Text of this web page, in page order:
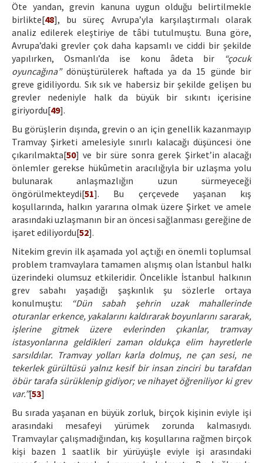
Öte yandan, grevin kanuna uygun olduğu belirtilmekle
birlikte[48], bu süreç Avrupa’yla karşılaştırmalı olarak
analiz edilerek eleştiriye de tâbi tutulmuştu. Buna göre,
Avrupa’daki grevler çok daha kapsamlı ve ciddi bir şekilde
yapılırken, Osmanlı’da ise konu âdeta bir
“çocuk
oyuncağına”dönüştürülerek haftada ya da 15 günde bir
greve gidiliyordu. Sık sık ve habersiz bir şekilde gelişen bu
grevler nedeniyle halk da büyük bir sıkıntı içerisine
giriyordu[49].
Bu görüşlerin dışında, grevin o an için genellik kazanmayıp
Tramvay Şirketi amelesiyle sınırlı kalacağı düşüncesi öne
çıkarılmakta[50] ve bir süre sonra gerek Şirket’in alacağı
önlemler gerekse hükûmetin aracılığıyla bir uzlaşma yolu
bulunarak anlaşmazlığın uzun sürmeyeceği
öngörülmekteydi[51]. Bu çerçevede yaşanan kış
koşullarında, halkın yararına olmak üzere Şirket ve amele
arasındaki uzlaşmanın bir an öncesi sağlanması gereğine de
işaret ediliyordu[52].
Nitekim grevin ilk aşamada yol açtığı en önemli toplumsal
problem tramvaylara tamamen alışmış olan İstanbul halkı
üzerindeki olumsuz etkileridir. Öncelikle İstanbul halkının
grev sabahı yaşadığı şaşkınlık şu sözlerle ortaya
konulmuştu:
“Dün sabah şehrin uzak mahallerinde
oturanlar erkence, yakalarını kaldırarak boyunlarını sararak,
işlerine gitmek üzere evlerinden çıkanlar, tramvay
istasyonlarına geldikleri zaman oldukça elim hayretlerle
sarsıldılar. Tramvay yolları karla dolmuş, ne çan sesi, ne
tekerlek gürültüsü yalnız kesif bir insan zinciri bu tarafdan
öbür tarafa sürüklenip gidiyor; ve nihayet öğreniliyor ki grev
var.”[53]
Bu sırada yaşanan en büyük zorluk, birçok kişinin eviyle işi
arasındaki mesafeyi yürümek zorunda kalmasıydı.
Tramvaylar çalışmadığından, kış koşullarına rağmen birçok
kişi bazen 1 saatlik bir yürüyüşle eviyle işi arasındaki